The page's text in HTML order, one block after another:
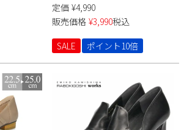
定価 ¥4,990
販売価格 ¥3,990税込
SALE
ポイント10倍